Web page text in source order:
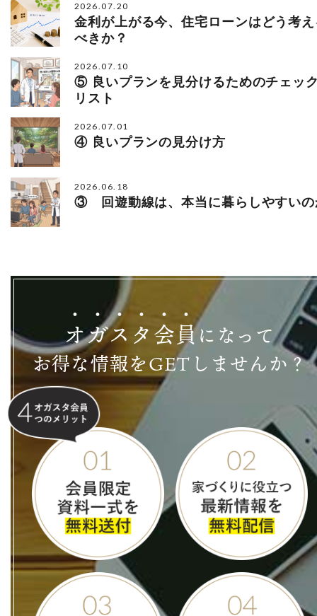
2026.07.20
金利が上がる今、住宅ローンはどう考
べきか？
2026.07.10
⑤ 良いプランを見分けるためのチェッ
リスト
2026.07.01
④ 良いプランの見分け方
2026.06.18
③ 回遊動線は、本当に暮らしやすいの
オガス タ会員になって
お得な情報をGETしませんか？